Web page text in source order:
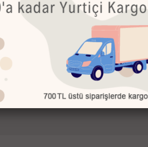
TÜKENDİ
- Neil Philip - Dakikalar İçinde
95.00 TL
82.43 TL %15